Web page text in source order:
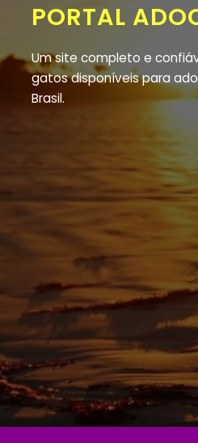
PORTAL
Um site completo e
gatos disponíveis para
Brasil.